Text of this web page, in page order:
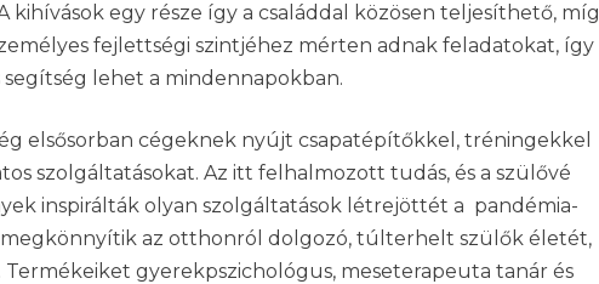
kihívások egy része így a családdal közösen teljesíthető, míg
fejlettségi szintjéhez mérten adnak feladatokat, így
segítség lehet a mindennapokban.
elsősorban cégeknek nyújt csapatépítőkkel, tréningekkel
szolgáltatásokat. Az itt felhalmozott tudás, és a szülővé
inspirálták olyan szolgáltatások létrejöttét a pandémia-
az otthonról dolgozó, túlterhelt szülők életét,
gyerekpszichológus, meseterapeuta tanár és